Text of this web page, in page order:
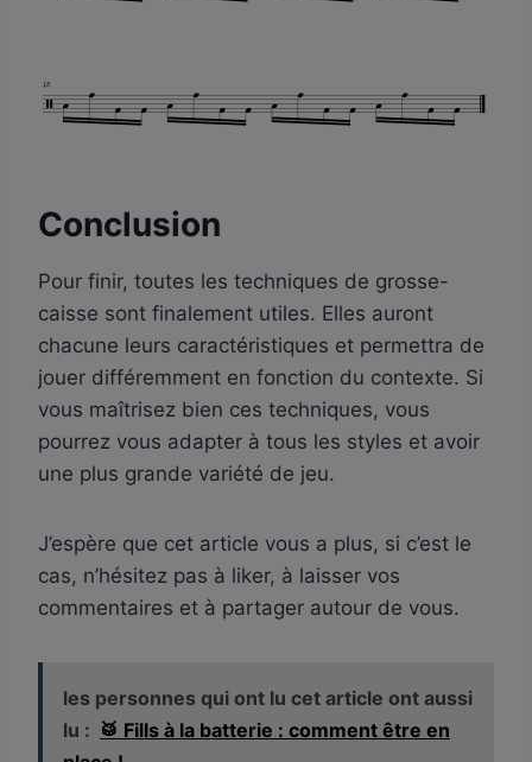
Conclusion
Pour finir, toutes les techniques de grosse-
caisse sont finalement utiles. Elles auront
chacune leurs caractéristiques et permettra de
jouer différemment en fonction du contexte. Si
vous maîtrisez bien ces techniques, vous
pourrez vous adapter à tous les styles et avoir
une plus grande variété de jeu.
J’espère que cet article vous a plus, si c’est le
cas, n’hésitez pas à liker, à laisser vos
commentaires et à partager autour de vous.
les personnes qui ont lu cet article ont aussi
lu : 🥁 Fills à la batterie : comment être en